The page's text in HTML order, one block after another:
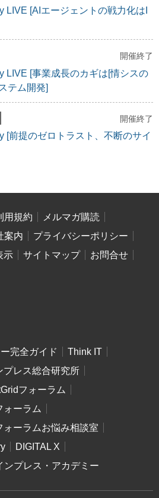
LIVE [AIエージェントの戦力化はI
開催終了
LIVE [事業成長のカギは[情シスの
テム開発]
開催終了
[前提のゼロトラスト、不断のサイ
用規約
メルマガ購読
案内
プライバシーポリシー
示
サイトマップ
お問合せ
完全ガイド
Think IT
プレス総合研究所
フォーラム
ォーラム
ーラムお悩み相談室
DIGITAL X
ンプレス・アカデミー